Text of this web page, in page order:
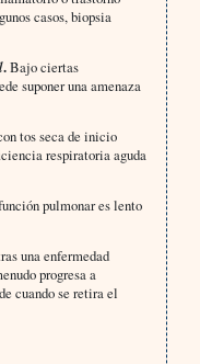
casos, biopsia
.Bajo ciertas
suponer una amenaza
tos seca de inicio
respiratoria aguda
pulmonar es lento
una enfermedad
progresa a
cuando se retira el